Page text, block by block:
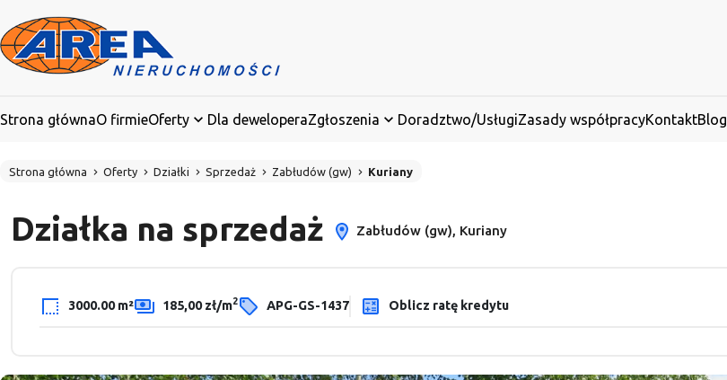
Strona głównaO firmieOferty Dla deweloperaZgłoszenia Doradztwo/UsługiZasady współpracyKontaktBlog
Strona główna Oferty Działki Sprzedaż Zabłudów (gw) Kuriany
Działka na sprzedaż Zabłudów (gw), Kuriany
3000.00 m² 185,00 zł/m2 APG-GS-1437 Oblicz ratę kredytu